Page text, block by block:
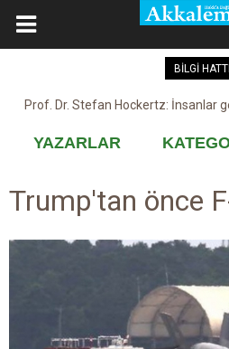
BİLGİ HATTI
Prof. Dr. Stefan Hockertz: İnsanlar
Kovid-19 aşısı,
YAZARLAR
Trump'tan önce